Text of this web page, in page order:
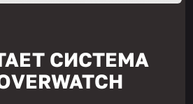
СИСТЕМА